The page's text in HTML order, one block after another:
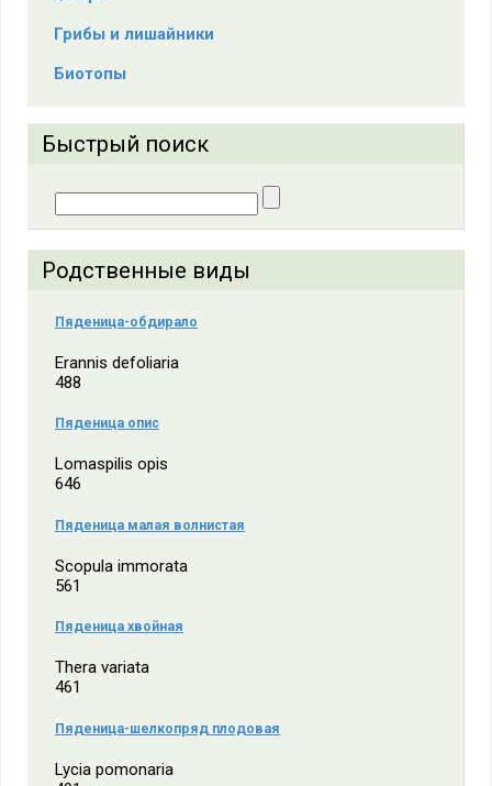
Грибы и лишайники
Биотопы
Быстрый поиск
Родственные виды
Пяденица-обдирало
Erannis defoliaria
488
Пяденица опис
Lomaspilis opis
646
Пяденица малая волнистая
Scopula immorata
561
Пяденица хвойная
Thera variata
461
Пяденица-шелкопряд плодовая
Lycia pomonaria